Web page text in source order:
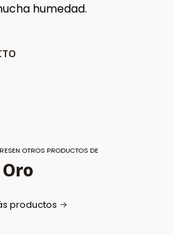
humedad.
OTROS PRODUCTOS DE
Oro
productos